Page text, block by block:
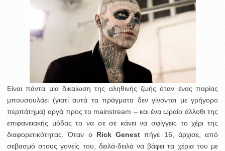
Είναι πάντα μια δικαίωση της αληθινής ζωής όταν ένας παρίας
μπουσουλάει (γιατί αυτά τα πράγματα δεν γίνονται με γρήγορο
περπάτημα) αργά προς το mainstream – και ένα ωραίο άλλοθι της
επιφανειακής μόδας το να σε σε κάνει να σφίγγεις το χέρι της
διαφορετικότητας.Όταν ο Rick Genest πήγε 16, άρχισε, από
σεβασμό στους γονείς του, δειλά-δειλά να βάφει τα χέρια του με